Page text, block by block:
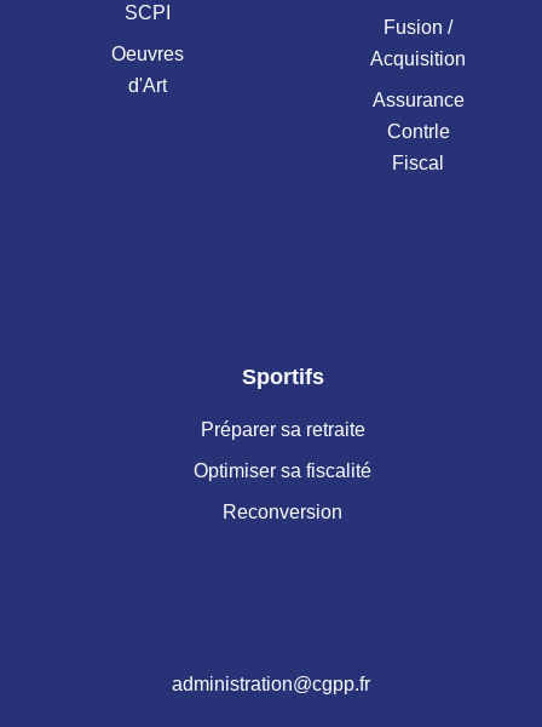
SCPI
Oeuvres
d'Art
Fusion /
Acquisition
Assurance
Contrle
Fiscal
Sportifs
Préparer sa retraite
Optimiser sa fiscalité
Reconversion
administration@cgpp.fr